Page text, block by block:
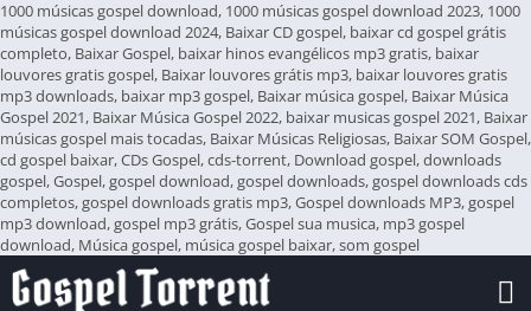
1000 músicas gospel download, 1000 músicas gospel download 2023, 1000
músicas gospel download 2024, Baixar CD gospel, baixar cd gospel grátis
completo, Baixar Gospel, baixar hinos evangélicos mp3 gratis, baixar
louvores gratis gospel, Baixar louvores grátis mp3, baixar louvores gratis
mp3 downloads, baixar mp3 gospel, Baixar música gospel, Baixar Música
Gospel 2021, Baixar Música Gospel 2022, baixar musicas gospel 2021, Baixar
músicas gospel mais tocadas, Baixar Músicas Religiosas, Baixar SOM Gospel,
cd gospel baixar, CDs Gospel, cds-torrent, Download gospel, downloads
gospel, Gospel, gospel download, gospel downloads, gospel downloads cds
completos, gospel downloads gratis mp3, Gospel downloads MP3, gospel
mp3 download, gospel mp3 grátis, Gospel sua musica, mp3 gospel
download, Música gospel, música gospel baixar, som gospel